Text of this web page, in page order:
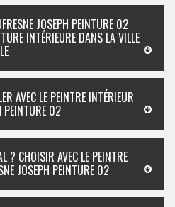
JOSEPH PEINTURE 02
INTÉRIEURE DANS LA VILLE
AVEC LE PEINTRE INTÉRIEUR
PEINTURE 02
? CHOISIR AVEC LE PEINTRE
JOSEPH PEINTURE 02